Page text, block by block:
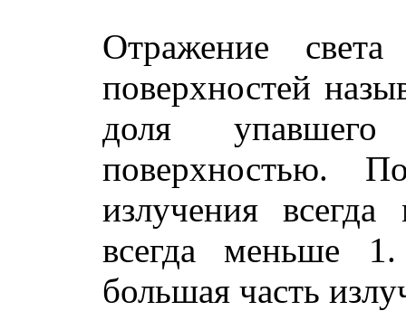
Отражение
поверхностей
доля упавшего
поверхностью.
излучения
всегда меньше
большая часть